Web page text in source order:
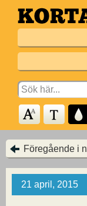
Hoppa
till
Search
for:
Föregående i
21 april, 2015